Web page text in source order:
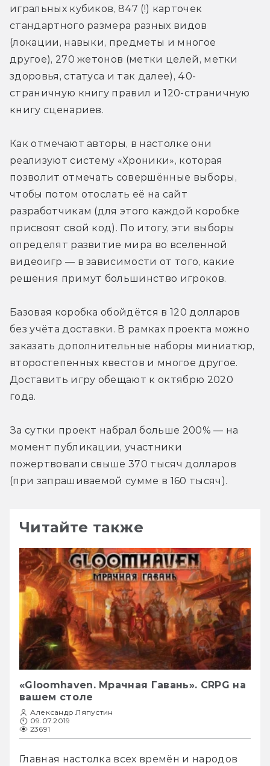
игральных кубиков, 847 (!) карточек
стандартного размера разных видов
(локации, навыки, предметы и многое
другое), 270 жетонов (метки целей, метки
здоровья, статуса и так далее), 40-
страничную книгу правил и 120-страничную
книгу сценариев.
Как отмечают авторы, в настолке они
реализуют систему «Хроники», которая
позволит отмечать совершённые выборы,
чтобы потом отослать её на сайт
разработчикам (для этого каждой коробке
присвоят свой код). По итогу, эти выборы
определят развитие мира во вселенной
видеоигр — в зависимости от того, какие
решения примут большинство игроков.
Базовая коробка обойдётся в 120 долларов
без учёта доставки. В рамках проекта можно
заказать дополнительные наборы миниатюр,
второстепенных квестов и многое другое.
Доставить игру обещают к октябрю 2020
года.
За сутки проект набрал больше 200% — на
момент публикации, участники
пожертвовали свыше 370 тысяч долларов
(при запрашиваемой сумме в 160 тысяч).
Читайте также
«Gloomhaven. Мрачная Гавань». CRPG на
вашем столе
Александр Ляпустин
09.07.2019
23691
Главная настолка всех времён и народов